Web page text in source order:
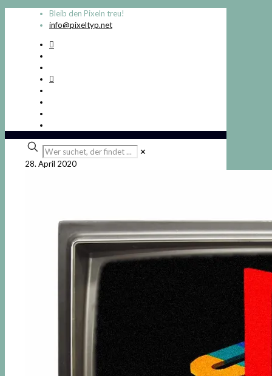
Bleib den Pixeln treu!
info@pixeltyp.net
Wer
suchet,
der
✕
28. April 2020